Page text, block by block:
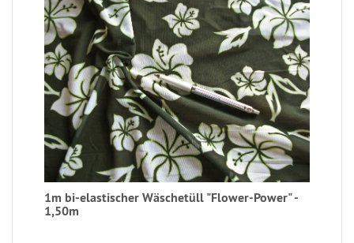
1m bi-elastischer Wäschetüll "Flower-Power" -
1,50m